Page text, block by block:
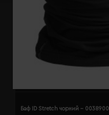
Баф ID Stretch чорний -